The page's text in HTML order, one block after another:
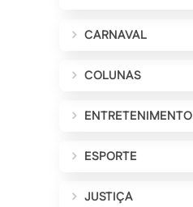
CARNAVAL
COLUNAS
ENTRETENIMENTO
ESPORTE
JUSTIÇA